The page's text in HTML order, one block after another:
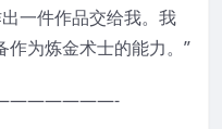
一件作品交给我。我
为炼金术士的能力。”